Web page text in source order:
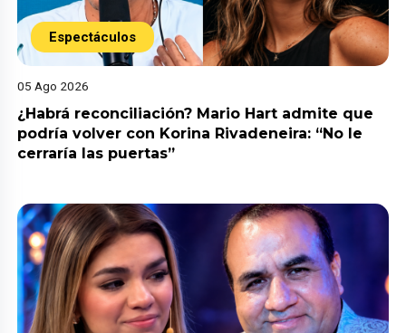
Espectáculos
05 Ago 2026
¿Habrá reconciliación? Mario Hart admite que
podría volver con Korina Rivadeneira: “No le
cerraría las puertas”